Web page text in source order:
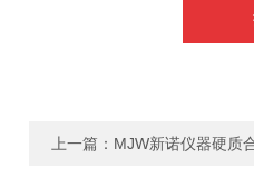
上一篇： MJW新诺仪器硬质